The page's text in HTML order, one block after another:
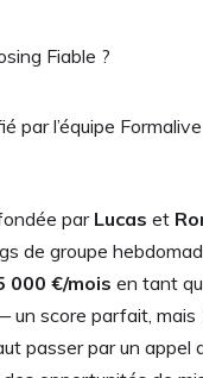
Fiable ?
par l’équipe Formalive
par Lucas et
de groupe
000 €/mois en tant
un score parfait, mais
passer par un appel